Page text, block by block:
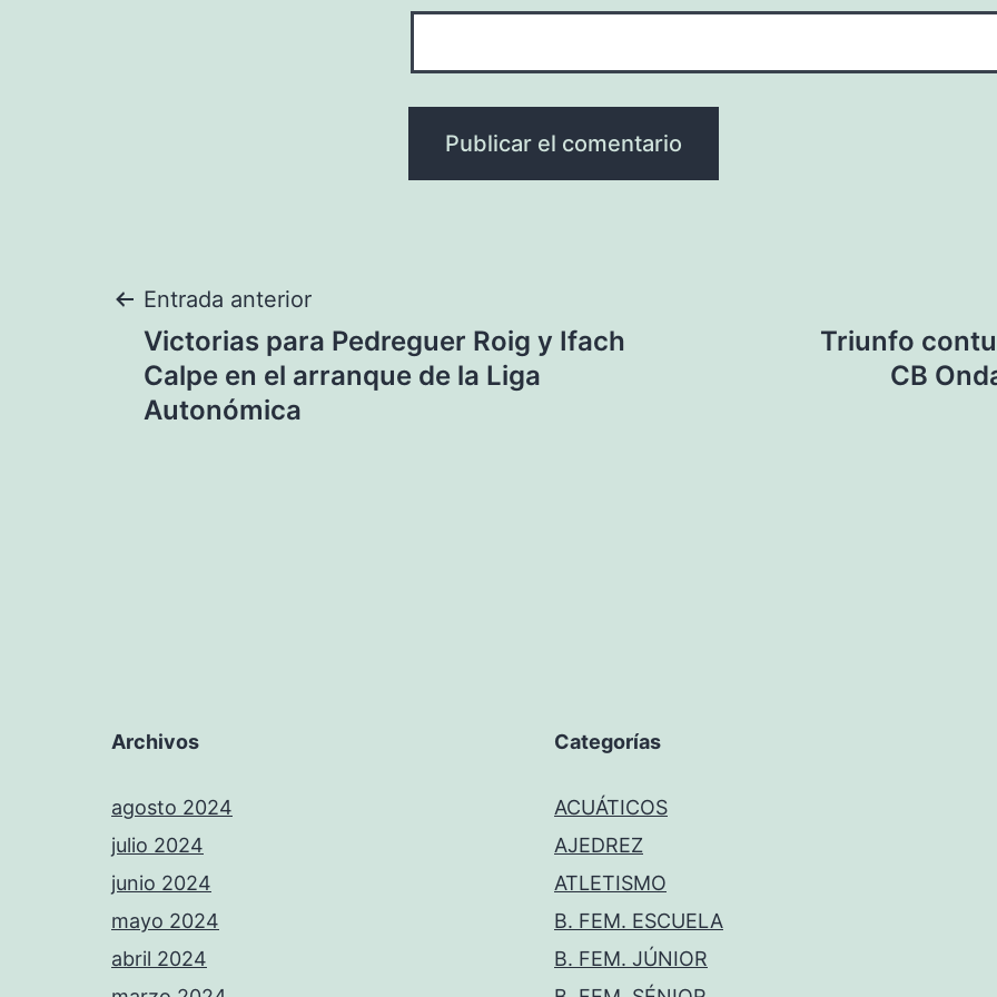
Navegación
de
Entrada anterior
Victorias para Pedreguer Roig y Ifach
Calpe en el arranque de la Liga
Autonómica
Triunfo
CB
Archivos
agosto 2024
julio 2024
junio 2024
mayo 2024
abril 2024
Categorías
ACUÁTICOS
AJEDREZ
ATLETISMO
B. FEM. ESCUELA
B. FEM. JÚNIOR